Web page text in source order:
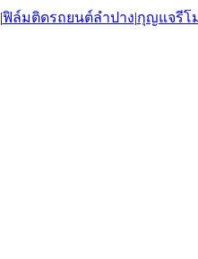
|ฟิล์มติดรถยนต์ลำปาง|กุญแจรีโ